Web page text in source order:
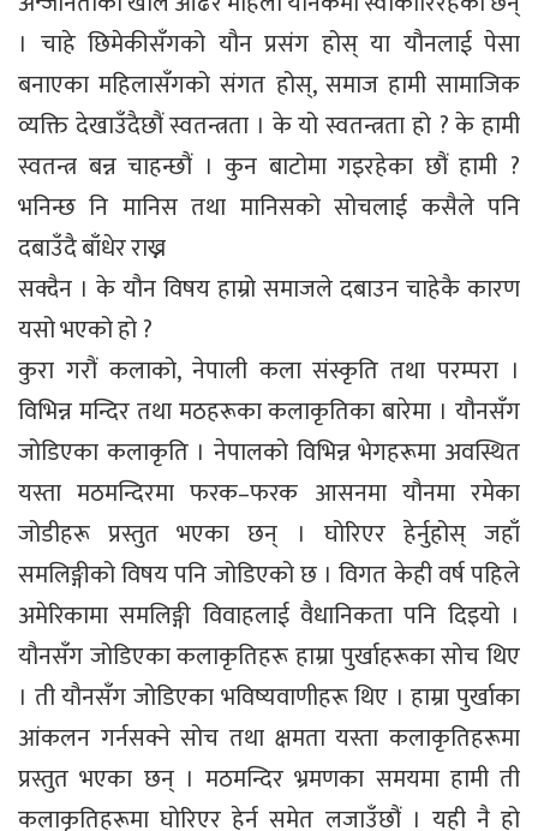
। चाहे छिमेकीसँगको यौन प्रसंग होस् या यौनलाई पेसा
बनाएका महिलासँगको संगत होस्, समाज हामी सामाजिक
व्यक्ति देखाउँदैछौं स्वतन्त्रता । के यो स्वतन्त्रता हो ? के हामी
स्वतन्त्र बन्न चाहन्छौं । कुन बाटोमा गइरहेका छौं हामी ?
भनिन्छ नि मानिस तथा मानिसको सोचलाई कसैले पनि
दबाउँदै बाँधेर राख्न
सक्दैन । के यौन विषय हाम्रो समाजले दबाउन चाहेकै कारण
यसो भएको हो ?
कुरा गरौं कलाको, नेपाली कला संस्कृति तथा परम्परा ।
विभिन्न मन्दिर तथा मठहरूका कलाकृतिका बारेमा । यौनसँग
जोडिएका कलाकृति । नेपालको विभिन्न भेगहरूमा अवस्थित
यस्ता मठमन्दिरमा फरक–फरक आसनमा यौनमा रमेका
जोडीहरू प्रस्तुत भएका छन् । घोरिएर हेर्नुहोस् जहाँ
समलिङ्गीको विषय पनि जोडिएको छ । विगत केही वर्ष पहिले
अमेरिकामा समलिङ्गी विवाहलाई वैधानिकता पनि दिइयो ।
यौनसँग जोडिएका कलाकृतिहरू हाम्रा पुर्खाहरूका सोच थिए
। ती यौनसँग जोडिएका भविष्यवाणीहरू थिए । हाम्रा पुर्खाका
आंकलन गर्नसक्ने सोच तथा क्षमता यस्ता कलाकृतिहरूमा
प्रस्तुत भएका छन् । मठमन्दिर भ्रमणका समयमा हामी ती
कलाकृतिहरूमा घोरिएर हेर्न समेत लजाउँछौं । यही नै हो